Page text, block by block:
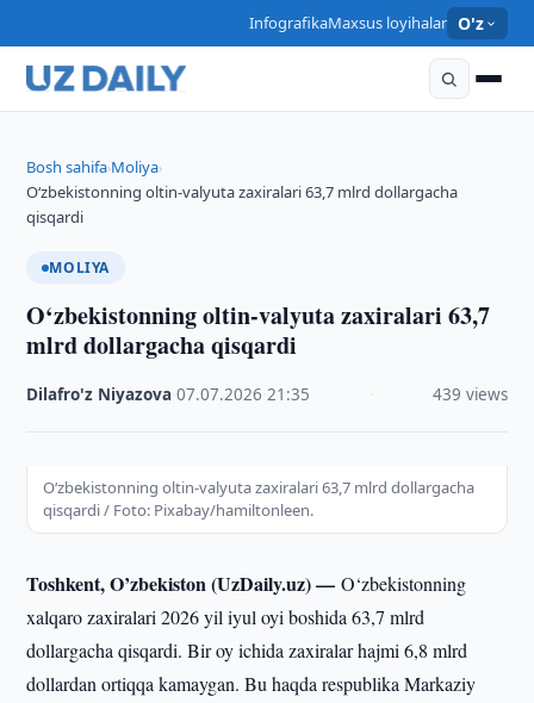
InfografikaMaxsus loyihalar O'z
Bosh sahifa›Moliya›
O‘zbekistonning oltin-valyuta zaxiralari 63,7 mlrd dollargacha
qisqardi
MOLIYA
O‘zbekistonning oltin-valyuta zaxiralari 63,7
mlrd dollargacha qisqardi
Dilafro'z Niyazova ·07.07.2026 ·21:35 439 views
O‘zbekistonning oltin-valyuta zaxiralari 63,7 mlrd dollargacha
qisqardi / Foto: Pixabay/hamiltonleen.
Toshkent, O’zbekiston (UzDaily.uz) —O‘zbekistonning
xalqaro zaxiralari 2026 yil iyul oyi boshida 63,7 mlrd
dollargacha qisqardi. Bir oy ichida zaxiralar hajmi 6,8 mlrd
dollardan ortiqqa kamaygan. Bu haqda respublika Markaziy